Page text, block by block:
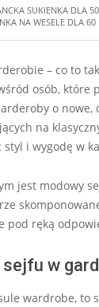
SUKIENKA DLA
NA WESELE DLA 60
– co to
osób,
o
na
i wygodę w
jest modowy
pod ręką
w
wardrobe,